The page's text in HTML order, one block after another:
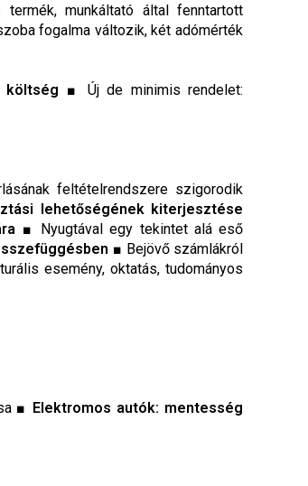
munkáltató által fenntartott
fogalma változik, két adómérték
költség ■ Új de minimis rendelet:
feltételrendszere szigorodik
lehetőségének kiterjesztése
■ Nyugtával egy tekintet alá eső
■ Bejövő számlákról
esemény, oktatás, tudományos
■ Elektromos autók: mentesség